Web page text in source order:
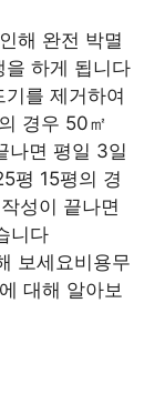
해 완전 박멸
을 하게 됩니다
를 제거하여
경우 50㎡
나면 평일 3일
평 15평의 경
성이 끝나면
니다
보세요비용무
대해 알아보